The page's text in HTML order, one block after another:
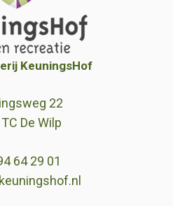
KeuningsHof
22
De Wilp
64 29 01